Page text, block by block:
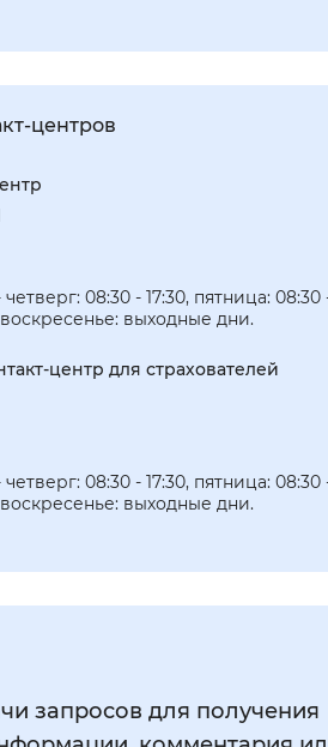
центров
08:30 - 17:30, пятница: 08:30
воскресенье: выходные дни.
центр для страхователей
08:30 - 17:30, пятница: 08:30
воскресенье: выходные дни.
запросов для получения